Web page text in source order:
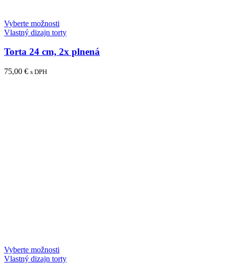
Vyberte možnosti
Vlastný dizajn torty
Torta 24 cm, 2x plnená
75,00 € s DPH
Vyberte možnosti
Vlastný dizajn torty